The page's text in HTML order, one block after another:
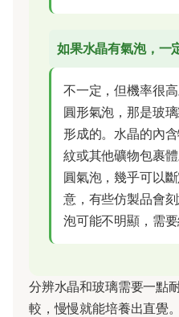
如果水晶有氣泡，一
不一定，但機率很
圓形氣泡，那是玻
形成的。水晶的內
紋或其他礦物包裹
圓氣泡，幾乎可以
意，有些仿製品會
泡可能不明顯，需要
分辨水晶和玻璃需要一點
較，慢慢就能培養出直覺